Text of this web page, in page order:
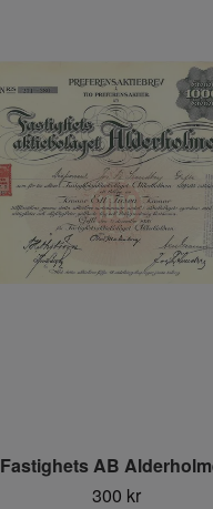
Fastighets AB
300 kr